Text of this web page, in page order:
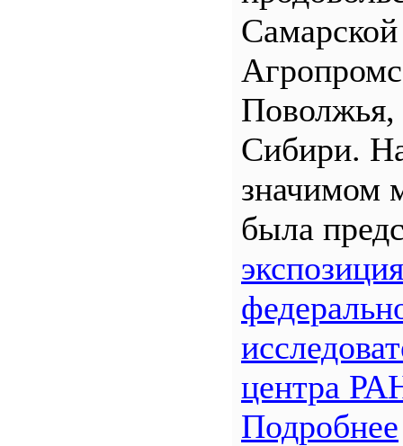
Поволжья,
Сибири.
значимом
была
центра
Подробнее